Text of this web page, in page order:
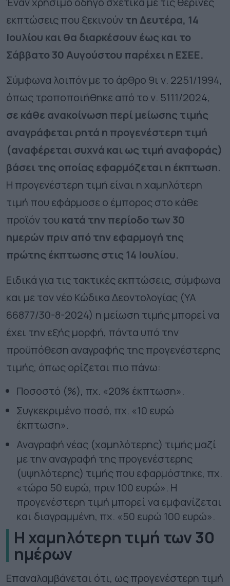
εκπτώσεις που ξεκινούντη Δευτέρα, 14
Ιουλίου και θα διαρκέσουν έως και το
Σάββατο 30 Αυγούστου παρέχει η ΕΣΕΕ.
Σύμφωνα λοιπόν με το άρθρο 9ι ν. 2251/1994,
όπως τροποποιήθηκε από το ν. 5111/2024,
σε κάθε ανακοίνωση περί μείωσης τιμής
αναγράφεται ρητά η προγενέστερη τιμή
(αναφέρεται συχνά και ως τιμή αναφοράς)
βάσει της οποίας εφαρμόζεται η έκπτωση.
Η προγενέστερη τιμή είναι η χαμηλότερη
τιμή που εφάρμοσε ο έμπορος στο κάθε
προϊόν του κατά την περίοδο των 30
ημερών πριν από την εφαρμογή της
πρώτης έκπτωσης στις 14 Ιουλίου.
Ειδικά για τις τακτικές εκπτώσεις, σύμφωνα
και με τον νέο Κώδικα Δεοντολογίας (ΥΑ
66877/30-8-2024) η μείωση τιμής μπορεί να
έχει την εξής μορφή, πάντα υπό την
προϋπόθεση αναγραφής της προγενέστερης
τιμής, όπως ορίζεται πιο πάνω:
Ποσοστό (%), πχ. «20% έκπτωση».
Συγκεκριμένο ποσό, πχ. «10 ευρώ
έκπτωση».
Αναγραφή νέας (χαμηλότερης) τιμής μαζί
με την αναγραφή της προγενέστερης
(υψηλότερης) τιμής που εφαρμόστηκε, πχ.
«τώρα 50 ευρώ, πριν 100 ευρώ». Η
προγενέστερη τιμή μπορεί να εμφανίζεται
και διαγραμμένη, πχ. «50 ευρώ 100 ευρώ».
Η χαμηλότερη τιμή των 30
ημέρων
Επαναλαμβάνεται ότι, ως προγενέστερη τιμή